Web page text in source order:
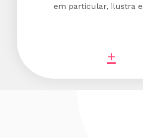
em particular, ilustra
+